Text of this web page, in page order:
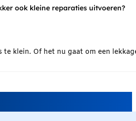
ook kleine reparaties uitvoeren?
te klein. Of het nu gaat om een